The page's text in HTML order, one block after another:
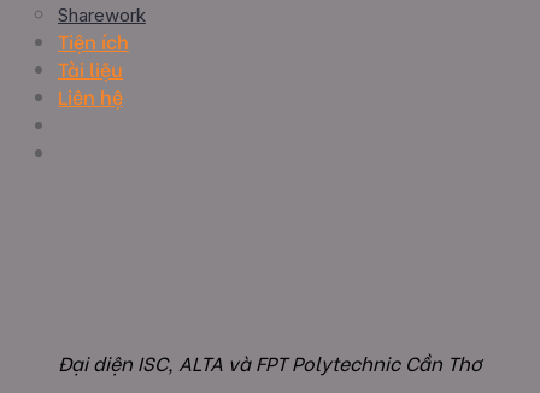
Sharework
Tiện ích
Tài liệu
Liên hệ
Đại diện ISC, ALTA và FPT Polytechnic Cần Thơ